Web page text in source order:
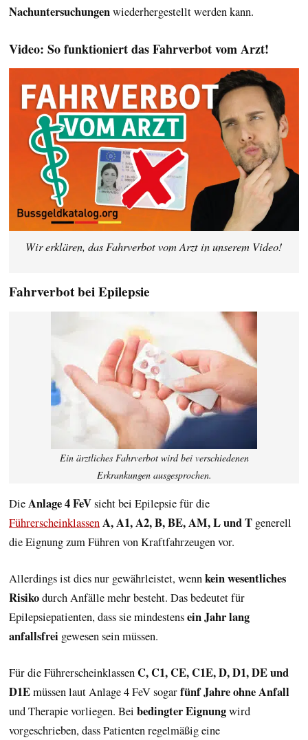
Nachuntersuchungenwiederhergestellt werden kann.
Video: So funktioniert das Fahrverbot vom Arzt!
Wir erklären, das Fahrverbot vom Arzt in unserem Video!
Fahrverbot bei Epilepsie
Ein ärztliches Fahrverbot wird bei verschiedenen
Erkrankungen ausgesprochen.
DieAnlage 4 FeVsieht bei Epilepsie für die
FührerscheinklassenA, A1, A2, B, BE, AM, L und T generell
die Eignung zum Führen von Kraftfahrzeugen vor.
Allerdings ist dies nur gewährleistet, wennkein wesentliches
Risikodurch Anfälle mehr besteht. Das bedeutet für
Epilepsiepatienten, dass sie mindestensein Jahr lang
anfallsfrei gewesen sein müssen.
Für die FührerscheinklassenC, C1, CE, C1E, D, D1, DE und
D1Emüssen laut Anlage 4 FeV sogarfünf Jahre ohne Anfall
und Therapie vorliegen. Bei bedingter Eignungwird
vorgeschrieben, dass Patienten regelmäßig eine